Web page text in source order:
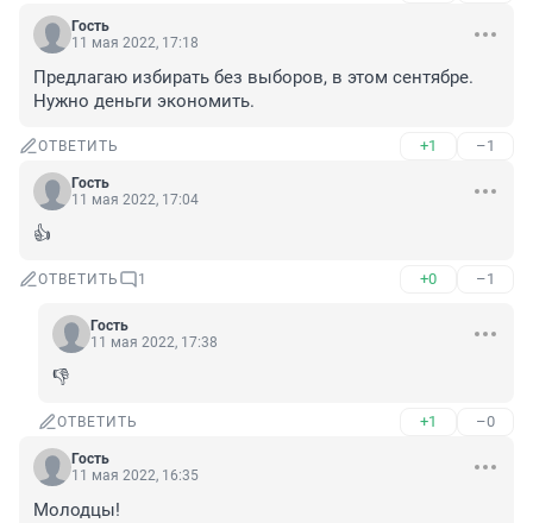
Гость
11 мая 2022, 17:18
Предлагаю избирать без выборов, в этом сентябре.
Нужно деньги экономить.
ОТВЕТИТЬ +1 –1
Гость
11 мая 2022, 17:04
👍
ОТВЕТИТЬ 1 +0 –1
Гость
11 мая 2022, 17:38
👎
ОТВЕТИТЬ +1 –0
Гость
11 мая 2022, 16:35
Молодцы!